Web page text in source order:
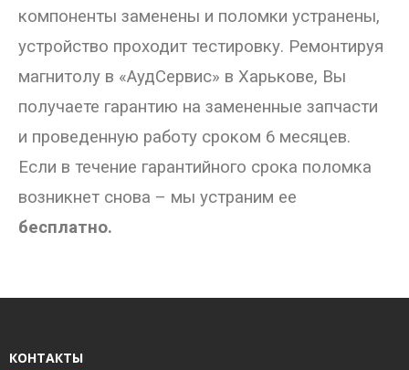
компоненты заменены и поломки устранены,
устройство проходит тестировку. Ремонтируя
магнитолу в «АудСервис» в Харькове, Вы
получаете гарантию на замененные запчасти
и проведенную работу сроком 6 месяцев.
Если в течение гарантийного срока поломка
возникнет снова – мы устраним ее
бесплатно.
КОНТАКТЫ